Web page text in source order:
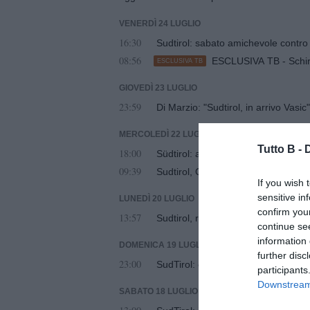
Tutto B -
If you wish
sensitive
confirm
continue
information
further
VENERDÌ 24 LUGLIO
16:30 Sudtirol: sabato amichevole
08:56 ESCLUSIVA TB ESCLUSIVA TB -
GIOVEDÌ 23 LUGLIO
23:59 Di Marzio: "Sudtirol, in arrivo Vasic"
MERCOLEDÌ 22 LUGLIO
18:00 Südtirol: avanti tutta per Bjarkason
09:39 Sudtirol, Odogwu verso Treviso
LUNEDÌ 20 LUGLIO
13:57 Sudtirol, rebus Vasic: ora si è
DOMENICA 19 LUGLIO
23:00 SudTirol: otto gol nella prima
SABATO 18 LUGLIO